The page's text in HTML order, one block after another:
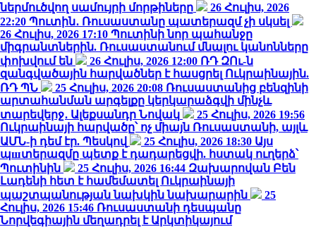
ներմուծվող սամույրի մորթիները
26 Հուլիս, 2026
22:20 Պուտին․ Ռուսաստանը պատերազմ չի սկսել
26 Հուլիս, 2026 17:10 Պուտինի նոր պահանջը
միգրանտներին. Ռուսաստանում մնալու կանոնները
փոխվում են
26 Հուլիս, 2026 12:00 ՌԴ ԶՈւ-ն
զանգվածային հարվածներ է հասցրել Ուկրաինային.
ՌԴ ՊՆ
25 Հուլիս, 2026 20:08 Ռուսաստանից բենզինի
արտահանման արգելքը կերկարաձգվի մինչև
տարեվերջ․ Ալեքսանդր Նովակ
25 Հուլիս, 2026 19:56
Ուկրաինայի հարվածը՝ ոչ միայն Ռուսաստանի, այլև
ԱՄՆ-ի դեմ էր. Պեսկով
25 Հուլիս, 2026 18:30 Այս
պшտերազմը պետք է դադարեցվի. հստակ ուղերձ՝
Պուտինին
25 Հուլիս, 2026 16:44 Զախարովան Բեն
Լադենի հետ է համեմատել Ուկրաինայի
պաշտպանության նախկին նախարարին
25
Հուլիս, 2026 15:46 Ռուսաստանի դեսպանը
Նորվեգիային մեղադրել է Արկտիկայում